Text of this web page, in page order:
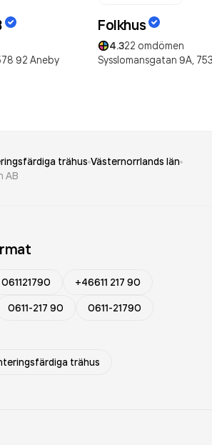
92 Aneby
Folkhus
4.322 omdömen
Sysslomansgatan 9A,
trähus Västernorrlands län
AB
061121790
+46611 217 90
0611-217 90 0611-21790
trähus